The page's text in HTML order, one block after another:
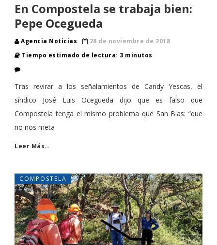
En Compostela se trabaja bien:
Pepe Ocegueda
Agencia Noticias
28 de noviembre de 2018
Tiempo estimado de lectura: 3 minutos
Tras revirar a los señalamientos de Candy Yescas, el
síndico José Luis Ocegueda dijo que es falso que
Compostela tenga el mismo problema que San Blas: “que
no nos meta
Leer Más…
COMPOSTELA